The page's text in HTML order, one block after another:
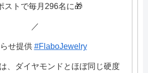
ストで毎月296名に🎁
／
せ提供 #FlaboJewelry
、ダイヤモンドとほぼ同じ硬度